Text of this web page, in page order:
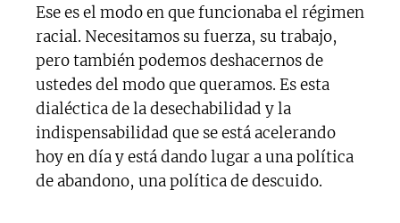
Ese es el modo en que funcionaba el régimen
racial. Necesitamos su fuerza, su trabajo,
pero también podemos deshacernos de
ustedes del modo que queramos. Es esta
dialéctica de la desechabilidad y la
indispensabilidad que se está acelerando
hoy en día y está dando lugar a una política
de abandono, una política de descuido.